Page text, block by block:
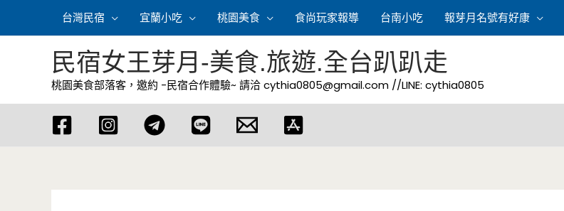
容
台灣民宿 宜蘭小吃 桃園美食 食尚玩家報導 台南小吃 報芽月名號有好康
民宿女王芽月-美食.旅遊.全台趴趴走
桃園美食部落客，邀約 -民宿合作體驗~ 請洽cythia0805@gmail.com //LINE: cythia0805